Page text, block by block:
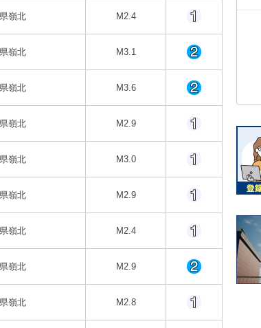
嶺北 M2.4
嶺北 M3.1
嶺北 M3.6
嶺北 M2.9
嶺北 M3.0
嶺北 M2.9
嶺北 M2.4
嶺北 M2.9
嶺北 M2.8